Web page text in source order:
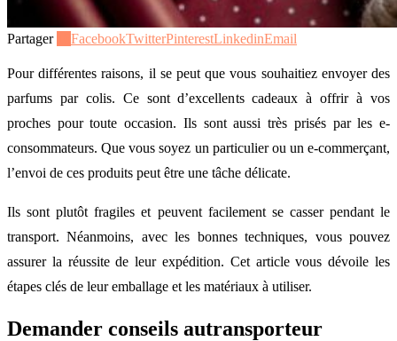
Partager FacebookTwitterPinterestLinkedinEmail
Pour différentes raisons, il se peut que vous souhaitiez envoyer des
parfums par colis. Ce sont d’excellents cadeaux à offrir à vos
proches pour toute occasion. Ils sont aussi très prisés par les e-
consommateurs. Que vous soyez un particulier ou un e-commerçant,
l’envoi de ces produits peut être une tâche délicate.
Ils sont plutôt fragiles et peuvent facilement se casser pendant le
transport. Néanmoins, avec les bonnes techniques, vous pouvez
assurer la réussite de leur expédition. Cet article vous dévoile les
étapes clés de leur emballage et les matériaux à utiliser.
Demander conseils autransporteur